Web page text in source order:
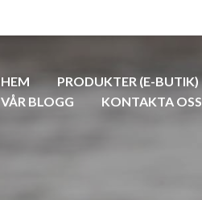
HEM PRODUKTER (E-BUTIK)
VÅR BLOGG
KONTAKTA OSS